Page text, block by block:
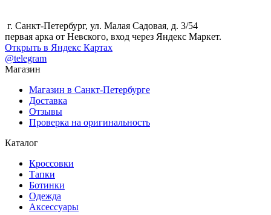
г. Санкт-Петербург, ул. Малая Садовая, д. 3/54
первая арка от Невского, вход через Яндекс Маркет.
Открыть в Яндекс Картах
@telegram
Магазин
Магазин в Санкт-Петербурге
Доставка
Отзывы
Проверка на оригинальность
Каталог
Кроссовки
Тапки
Ботинки
Одежда
Аксессуары